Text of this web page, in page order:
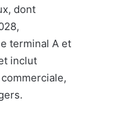
dont
terminal A et
inclut